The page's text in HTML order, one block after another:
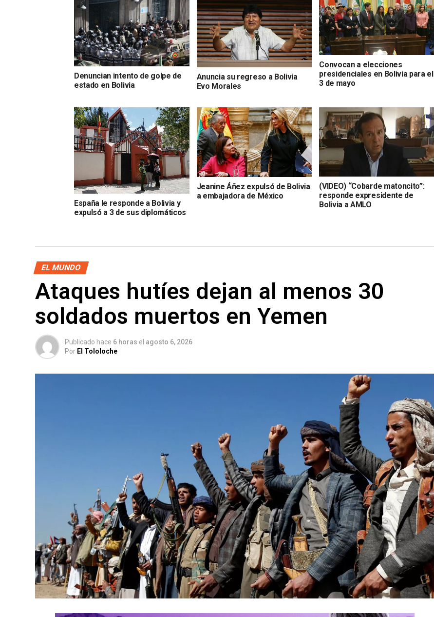
Denuncian intento de golpe de
estado en Bolivia
Anuncia su regreso a Bolivia
Evo Morales
Convocan a elecciones
presidenciales en Bolivia para el
3 de mayo
España le responde a Bolivia y
expulsó a 3 de sus diplomáticos
Jeanine Áñez expulsó de Bolivia
a embajadora de México
(VIDEO) “Cobarde matoncito”:
responde expresidente de
Bolivia a AMLO
EL MUNDO
Ataques hutíes dejan al menos 30
soldados muertos en Yemen
Publicado hace 6 horas el agosto 6, 2026
Por El Tololoche